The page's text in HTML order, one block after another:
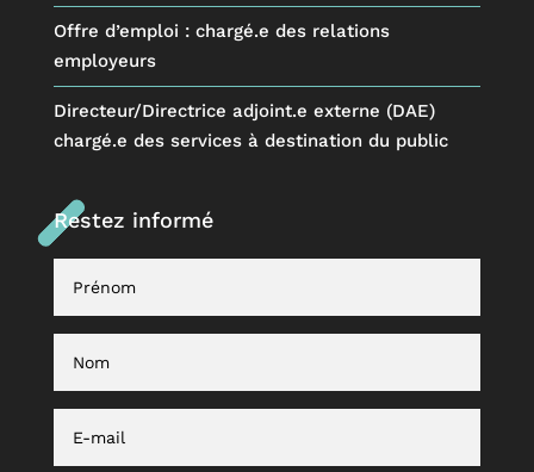
Offre d’emploi : chargé.e des relations
employeurs
Directeur/Directrice adjoint.e externe (DAE)
chargé.e des services à destination du public
Restez informé